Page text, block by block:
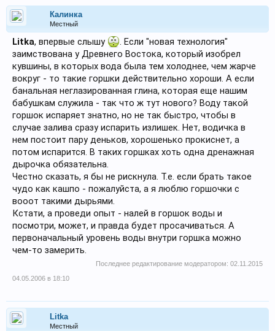
Калинка
Местный
Litka, впервые слышу
. Если "новая технология"
заимствована у Древнего Востока, который изобрел
кувшины, в которых вода была тем холоднее, чем жарче
вокруг - то такие горшки действительно хороши. А если
банальная неглазированная глина, которая еще нашим
бабушкам служила - так что ж тут нового? Воду такой
горшок испаряет знатно, но не так быстро, чтобы в
случае залива сразу испарить излишек. Нет, водичка в
нем постоит пару деньков, хорошенько прокиснет, а
потом испарится. В таких горшках хоть одна дренажная
дырочка обязательна.
Честно сказать, я бы не рискнула. Т.е. если брать такое
чудо как кашпо - пожалуйста, а я люблю горшочки с
вооот такими дырьями.
Кстати, а проведи опыт - налей в горшок воды и
посмотри, может, и правда будет просачиваться. А
первоначальный уровень воды внутри горшка можно
чем-то замерить.
Последнее редактирование модератором: 02.11.2015
04.05.2006 в 18:10
Litka
Местный